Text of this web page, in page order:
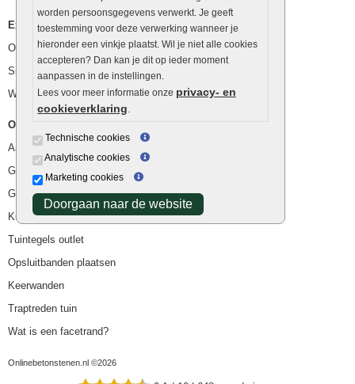
worden persoonsgegevens verwerkt. Je geeft
toestemming voor deze verwerking wanneer je
hieronder een vinkje plaatst. Wil je niet alle cookies
accepteren? Dan kan je dit op ieder moment
aanpassen in de instellingen.
Lees voor meer informatie onze privacy- en
cookieverklaring.
Technische cookies
Analytische cookies
Marketing cookies
Doorgaan naar de website
Extra benodigdheden
Ophoogzand
Siergrind en siersplit
Waterafvoer
Overig
Aanbiedingen
Goedkope bestrating
Goedkope tuintegels
Kunstgras
Tuintegels outlet
Opsluitbanden plaatsen
Keerwanden
Traptreden tuin
Wat is een facetrand?
Onlinebetonstenen.nl ©2026